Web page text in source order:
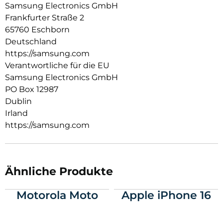
nicht ins Stocken gerät, performt im Inneren des Galaxy S25
FE ein Prozessor auf Flagship-Niveau. So läuft nicht nur
deine Bild- und Videobearbeitung flüssig – mit Hilfe von
Galaxy AI-Funktionen und Google Gemini sicherst du dir
auch volle AI-Power für deine täglichen Aufgaben. Selbst
über die Batterielaufzeit deines Galaxy S25 FE musst du dir
so gut wie keine Gedanken machen. Der ausdauernde Akku
ermöglicht dir, dass du jeden Moment mit deinem
Smartphone genießen kannst.
Samsung Electronics GmbH
Frankfurter Straße 2
65760 Eschborn
Deutschland
https://samsung.com
Verantwortliche für die EU
Samsung Electronics GmbH
PO Box 12987
Dublin
Irland
https://samsung.com
Ähnliche Produkte
Motorola Moto
Apple iPhone 16